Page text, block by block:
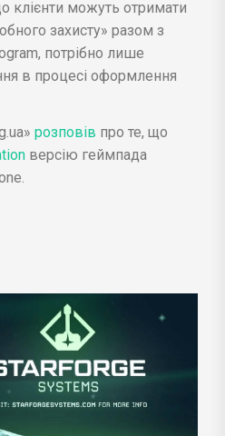
клієнти можуть отримати
захисту» разом з
потрібно лише
в процесі оформлення
розповів про те, що
версію геймпада